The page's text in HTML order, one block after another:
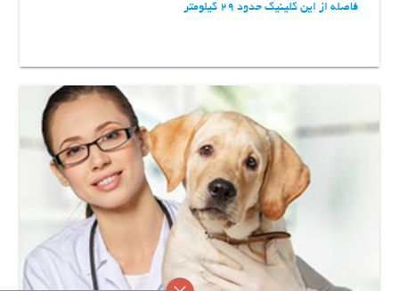
فاصله از این کلینیک حدود 29 کیلومتر